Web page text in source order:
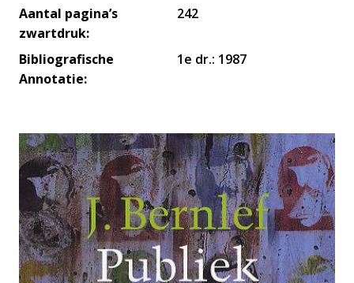
Aantal pagina’s
zwartdruk:
242
Bibliografische
Annotatie:
1e dr.: 1987